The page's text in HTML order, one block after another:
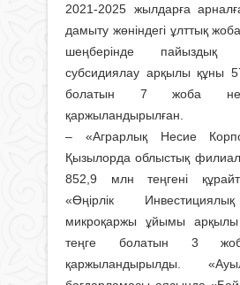
2021-2025 жылдарға
дамыту жөніндегі ұлттық
шеңберінде пайыздық
субсидиялау арқылы құны
болатын 7 жоба
қаржыландырылған.
– «Аграрлық Несие
Қызылорда облыстық
852,9 млн теңгені
«Өңірлік
микроқаржы ұйымы
теңге болатын 3
қаржыландырылды.